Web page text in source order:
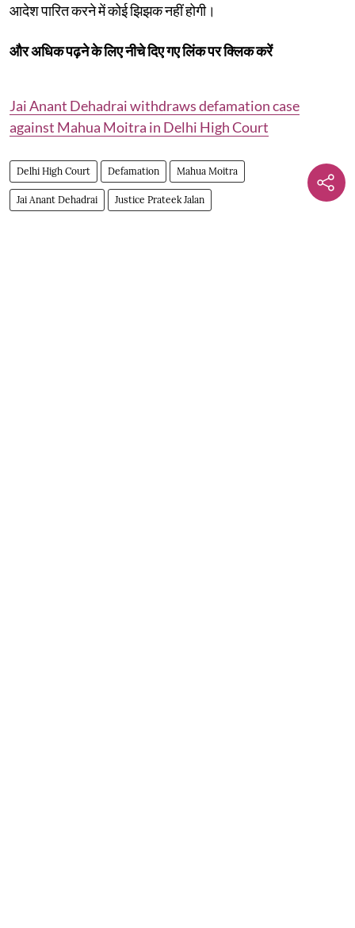
आदेश पारित करने में कोई झिझक नहीं होगी।
और अधिक पढ़ने के लिए नीचे दिए गए लिंक पर क्लिक करें
Jai Anant Dehadrai withdraws defamation case
against Mahua Moitra in Delhi High Court
Delhi High Court Defamation Mahua Moitra
Jai Anant Dehadrai Justice Prateek Jalan